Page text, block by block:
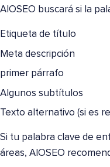
AIOSEO buscará si la
Etiqueta de título
Meta descripción
primer párrafo
Algunos subtítulos
Texto alternativo (si es
Si tu palabra clave de
áreas, AIOSEO